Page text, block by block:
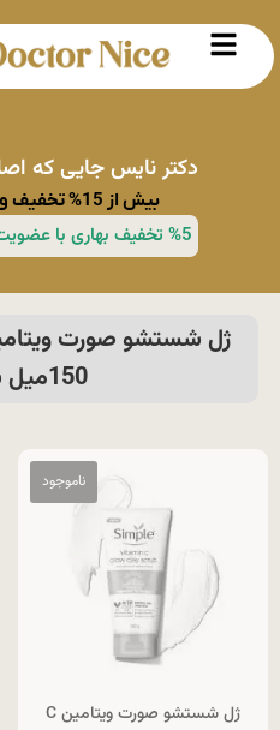
دکتر نایس جایی که
بیش از 15% تخفیف ویژه روی محصولات
%5 تخفیف بهاری با عضویت در کانال بله دکتر نایس
150میل سیمپل
ژل شستشو صورت ویتامین C